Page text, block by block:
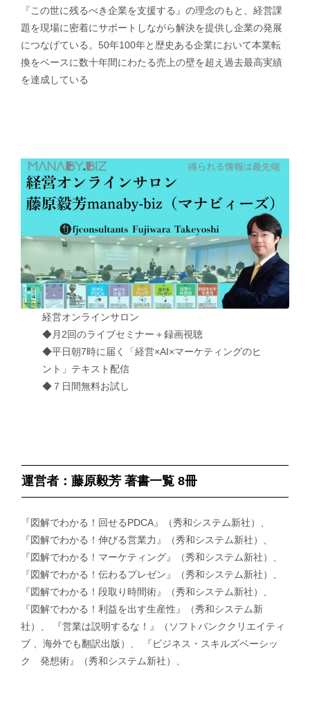
『この世に残るべき企業を支援する』の理念のもと、経営課
題を現場に密着にサポートしながら解決を提供し企業の発展
につなげている。50年100年と歴史ある企業において本業転
換をベースに数十年間にわたる売上の壁を超え過去最高実績
を達成している
経営オンラインサロン
◆月2回のライブセミナー＋録画視聴
◆平日朝7時に届く「経営×AI×マーケティングのヒ
ント」テキスト配信
◆７日間無料お試し
運営者：藤原毅芳 著書一覧 8冊
『図解でわかる！回せるPDCA』（秀和システム新社）、
『図解でわかる！伸びる営業力』（秀和システム新社）、
『図解でわかる！マーケティング』（秀和システム新社）、
『図解でわかる！伝わるプレゼン』（秀和システム新社）、
『図解でわかる！段取り時間術』（秀和システム新社）、
『図解でわかる！利益を出す生産性』（秀和システム新
社）、 『営業は説明するな！』（ソフトバンククリエイティ
ブ 、海外でも翻訳出版）、 『ビジネス・スキルズベーシッ
ク 発想術』（秀和システム新社）、